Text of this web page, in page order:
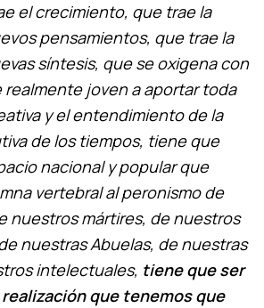
el crecimiento, que trae la
pensamientos, que trae la
síntesis, que se oxigena con
joven a aportar toda
y el entendimiento de la
de los tiempos, tiene que
nacional y popular que
vertebral al peronismo de
nuestros mártires, de nuestros
nuestras Abuelas, de nuestras
intelectuales, tiene que ser
que tenemos que